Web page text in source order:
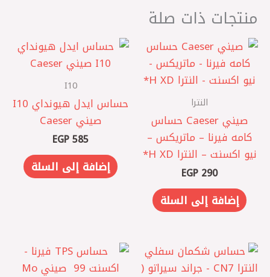
منتجات ذات صلة
النترا
صيني Caeser حساس
كامه فيرنا – ماتريكس –
نيو اكسنت – النترا XD ‏H*
EGP 290
إضافة إلى السلة
I10
حساس ايدل هيونداي I10
صيني Caeser
EGP585
إضافة إلى السلة